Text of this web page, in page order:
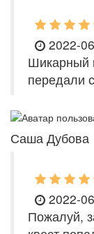
2022-
Шикарный
передали
Саша Дубова
2022-
Пожалуй,